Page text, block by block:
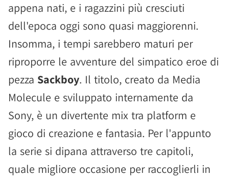
appena nati, e i ragazzini più cresciuti
dell'epoca oggi sono quasi maggiorenni.
Insomma, i tempi sarebbero maturi per
riproporre le avventure del simpatico eroe di
pezza Sackboy. Il titolo, creato da Media
Molecule e sviluppato internamente da
Sony, è un divertente mix tra platform e
gioco di creazione e fantasia. Per l'appunto
la serie si dipana attraverso tre capitoli,
quale migliore occasione per raccoglierli in